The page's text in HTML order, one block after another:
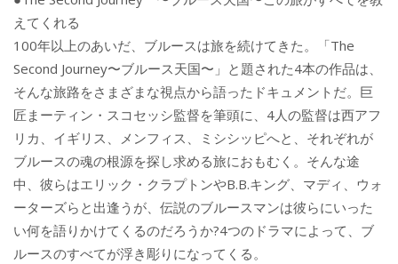
えてくれる
100年以上のあいだ、ブルースは旅を続けてきた。「The
Second Journey〜ブルース天国〜」と題された4本の作品は、
そんな旅路をさまざまな視点から語ったドキュメントだ。巨
匠まーティン・スコセッシ監督を筆頭に、4人の監督は西アフ
リカ、イギリス、メンフィス、ミシシッピへと、それぞれが
ブルースの魂の根源を探し求める旅におもむく。そんな途
中、彼らはエリック・クラプトンやB.B.キング、マディ、ウォ
ーターズらと出逢うが、伝説のブルースマンは彼らにいった
い何を語りかけてくるのだろうか?4つのドラマによって、ブ
ルースのすべてが浮き彫りになってくる。